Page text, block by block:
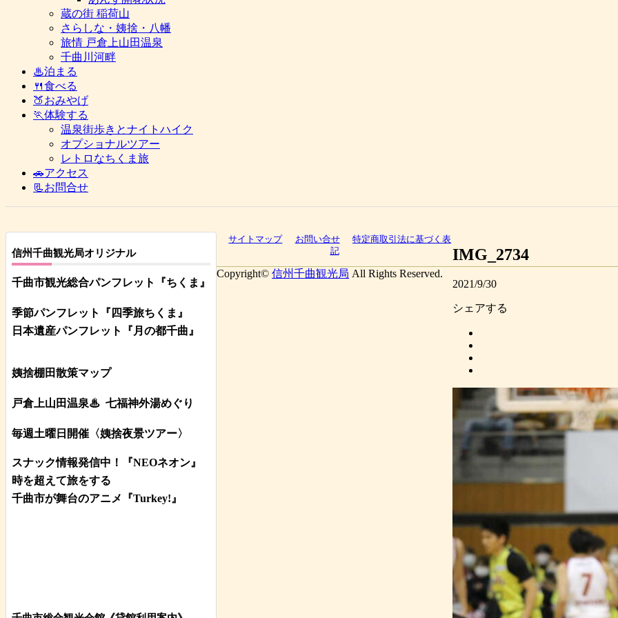
蔵の街 稲荷山
さらしな・姨捨・八幡
旅情 戸倉上山田温泉
千曲川河畔
♨泊まる
🍴食べる
🍑おみやげ
🏃体験する
温泉街歩きとナイトハイク
オプショナルツアー
レトロなちくま旅
🚗アクセス
📃お問合せ
IMG_2734
2021/9/30
シェアする
信州千曲観光局オリジナル
千曲市観光総合パンフレット 『ちくま』
季節パンフレット『四季旅ちくま』
日本遺産パンフレット
『月の都千曲』
姨捨棚田散策マップ
戸倉上山田温泉♨ 七福神外湯めぐり
毎週土曜日開催〈姨捨夜景ツアー〉
スナック情報発信中！『NEOネオン』
時を超えて旅をする
千曲市が舞台のアニメ『Turkey!』
サイトマップ お問い合せ
特定商取引法に基づく表
記
Copyright© 信州千曲観光局 All Rights Reserved.